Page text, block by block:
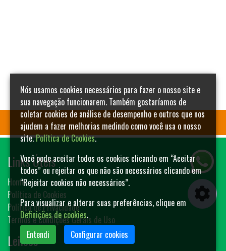
Links Úteis
Home
Política de Cookies
Política de Privacidade
Termos e Condições Gerais de Uso
Leilões
Nós usamos cookies necessários para fazer o nosso site e
sua navegação funcionarem. Também gostaríamos de
coletar cookies de análise de desempenho e outros que nos
ajudem a fazer melhorias medindo como você usa o nosso
site.Política de Cookies.
Você pode aceitar todos os cookies clicando em “Aceitar
todos” ou rejeitar os que não são necessários clicando em
“Rejeitar cookies não necessários”.
Para visualizar e alterar suas preferências, clique em
Definições de cookies.
Entendi
Configurar cookies